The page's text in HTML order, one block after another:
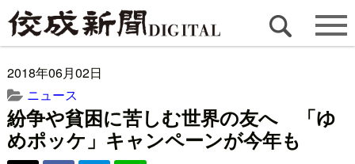
2018年06月02日
ニュース
紛争や貧困に苦しむ世界の友へ 「ゆ
めポッケ」キャンペーンが今年も